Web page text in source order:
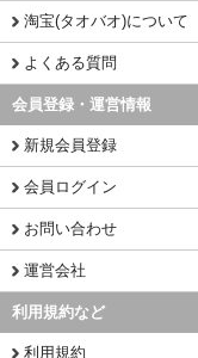
淘宝(タオバオ)について
よくある質問
会員登録・運営情報
新規会員登録
会員ログイン
お問い合わせ
運営会社
利用規約など
利用規約